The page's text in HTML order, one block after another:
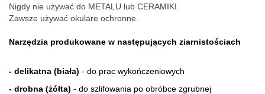
Nigdy nie używać do METALU lub CERAMIKI.
Zawsze używać okulare ochronne.
Narzędzia produkowane w następujących ziarnistościach
- delikatna (biała) - do prac wykończeniowych
- drobna (żółta) - do szlifowania po obróbce zgrubnej